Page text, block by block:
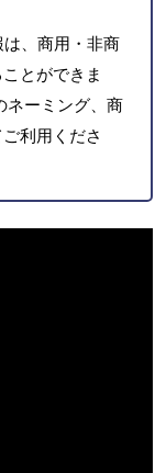
、商用・非商
とができま
ネーミング、商
利用くださ